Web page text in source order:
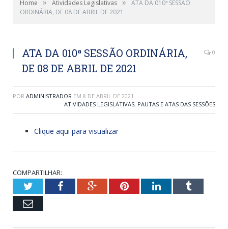
Home Atividades Legislativas
ATA DA 010ª SESSÃO
ORDINÁRIA, DE 08 DE ABRIL DE 2021
ATA DA 010ª SESSÃO ORDINÁRIA,
DE 08 DE ABRIL DE 2021
0
POR ADMINISTRADOR EM 8 DE ABRIL DE 2021
ATIVIDADES LEGISLATIVAS, PAUTAS E ATAS DAS SESSÕES
Clique aqui para visualizar
COMPARTILHAR:
TwitterFacebookGoogle+PinterestLinkedInTumblr
Email